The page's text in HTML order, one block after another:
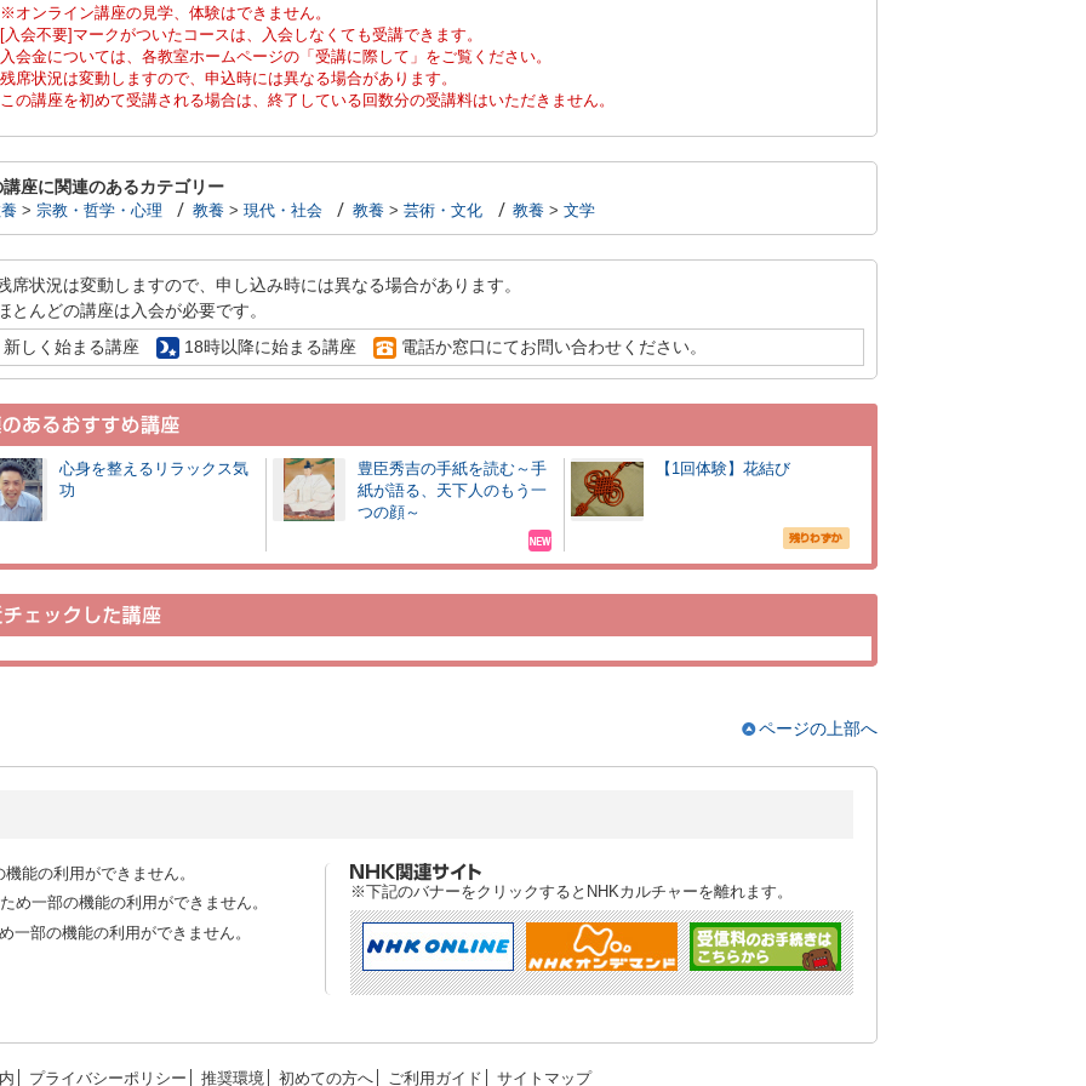
※オンライン講座の見学、体験はできません。
[入会不要]マークがついたコースは、入会しなくても受講できます。
入会金については、各教室ホームページの「受講に際して」をご覧ください。
残席状況は変動しますので、申込時には異なる場合があります。
この講座を初めて受講される場合は、終了している回数分の受講料はいただきません。
講座に関連のあるカテゴリー
> 宗教・哲学・心理 教養> 現代・社会 教養> 芸術・文化 教養 >文学
席状況は変動しますので、申し込み時には異なる場合があります。
とんどの講座は入会が必要です。
新しく始まる講座
18時以降に始まる講座 電話か窓口にてお問い合わせください。
心身を整えるリラックス気
功
豊臣秀吉の手紙を読む～手
紙が語る、天下人のもう一
つの顔～
【1回体験】花結び
ページの上部へ
能の利用ができません。
め一部の機能の利用ができません。
一部の機能の利用ができません。
※下記のバナーをクリックするとNHKカルチャーを離れます。
プライバシーポリシー 推奨環境 初めての方へ ご利用ガイド サイトマップ